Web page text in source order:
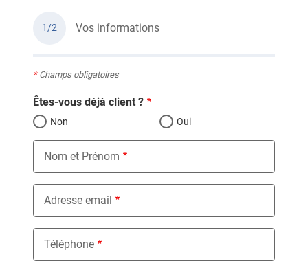
1/2 Vos informations
*Champs obligatoires
Êtes-vous déjà client ?
Non Oui
Nom et Prénom
Adresse email
Téléphone